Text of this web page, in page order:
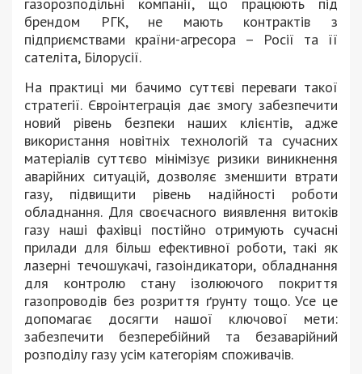
брендом РГК, не мають контрактів з
підприємствами країни-агресора – Росії та її
сателіта, Білорусії.
На практиці ми бачимо суттєві переваги такої
стратегії. Євроінтеграція дає змогу забезпечити
новий рівень безпеки наших клієнтів, адже
використання новітніх технологій та сучасних
матеріалів суттєво мінімізує ризики виникнення
аварійних ситуацій, дозволяє зменшити втрати
газу, підвищити рівень надійності роботи
обладнання. Для своєчасного виявлення витоків
газу наші фахівці постійно отримують сучасні
прилади для більш ефективної роботи, такі як
лазерні течошукачі, газоіндикатори, обладнання
для контролю стану ізолюючого покриття
газопроводів без розриття ґрунту тощо. Усе це
допомагає досягти нашої ключової мети:
забезпечити безперебійний та безаварійний
розподілу газу усім категоріям споживачів.